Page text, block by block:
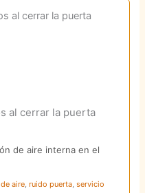
al cerrar la puerta
de aire interna en el
aire,ruido puerta,servicio